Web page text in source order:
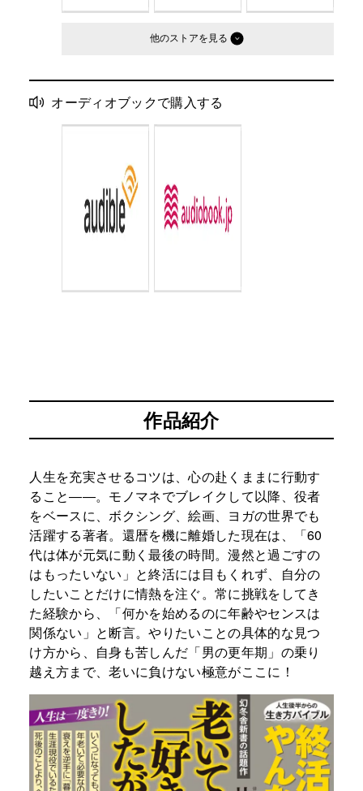
他のストア
オーディオブックで購入する
作品紹介
人生を充実させるコツは、心の赴くままに行動す
ること――。モノマネでブレイクして以降、役者
をベースに、ボクシング、絵画、ヨガの世界でも
活躍する著者。還暦を機に離婚した現在は、「60
代は体が元気に動く最後の時間。漫然と過ごすの
はもったいない」と終活には目もくれず、自分の
したいことだけに情熱を注ぐ。常に挑戦をしてき
た経験から、「何かを始めるのに年齢やセンスは
関係ない」と断言。やりたいことの具体的な見つ
け方から、自身も苦しんだ「男の更年期」の乗り
越え方まで、老いに負けない極意がここに！